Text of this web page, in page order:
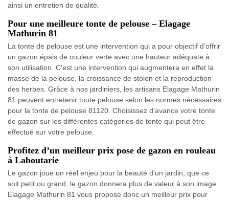
ainsi un entretien de qualité.
Pour une meilleure tonte de pelouse – Elagage
Mathurin 81
La tonte de pelouse est une intervention qui a pour objectif d’offrir
un gazon épais de couleur verte avec une hauteur adéquate à
son utilisation. C'est une intervention qui augmentera en effet la
masse de la pelouse, la croissance de stolon et la reproduction
des herbes. Grâce à nos jardiniers, les artisans Elagage Mathurin
81 peuvent entretenir toute pelouse selon les normes nécessaires
pour la tonte de pelouse 81120. Choisissez d’avance votre tonte
de gazon sur les différentes catégories de tonte qui peut être
effectué sur votre pelouse.
Profitez d’un meilleur prix pose de gazon en rouleau
à Laboutarie
Le gazon joue un réel enjeu pour la beauté d’un jardin, que ce
soit petit ou grand, le gazon donnera plus de valeur à son image.
Elagage Mathurin 81 vous propose donc un meilleur prix pour